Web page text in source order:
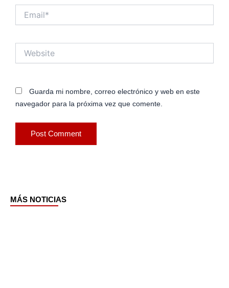
Guarda mi nombre, correo electrónico y web en este
navegador para la próxima vez que comente.
MÁS NOTICIAS